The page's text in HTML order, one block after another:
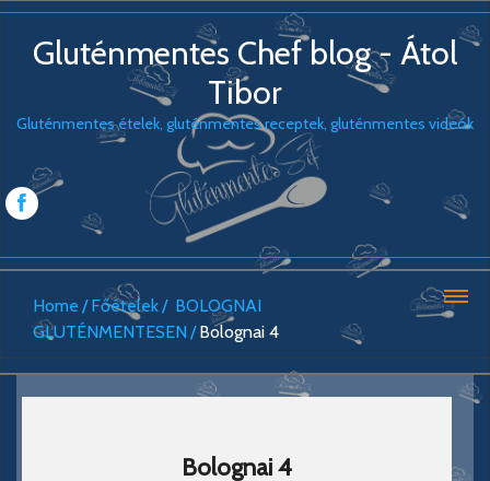
Gluténmentes Chef blog - Átol
Tibor
Gluténmentes ételek, gluténmentes receptek, gluténmentes videók
Home Főételek
BOLOGNAI
GLUTÉNMENTESEN
Bolognai 4
Bolognai 4